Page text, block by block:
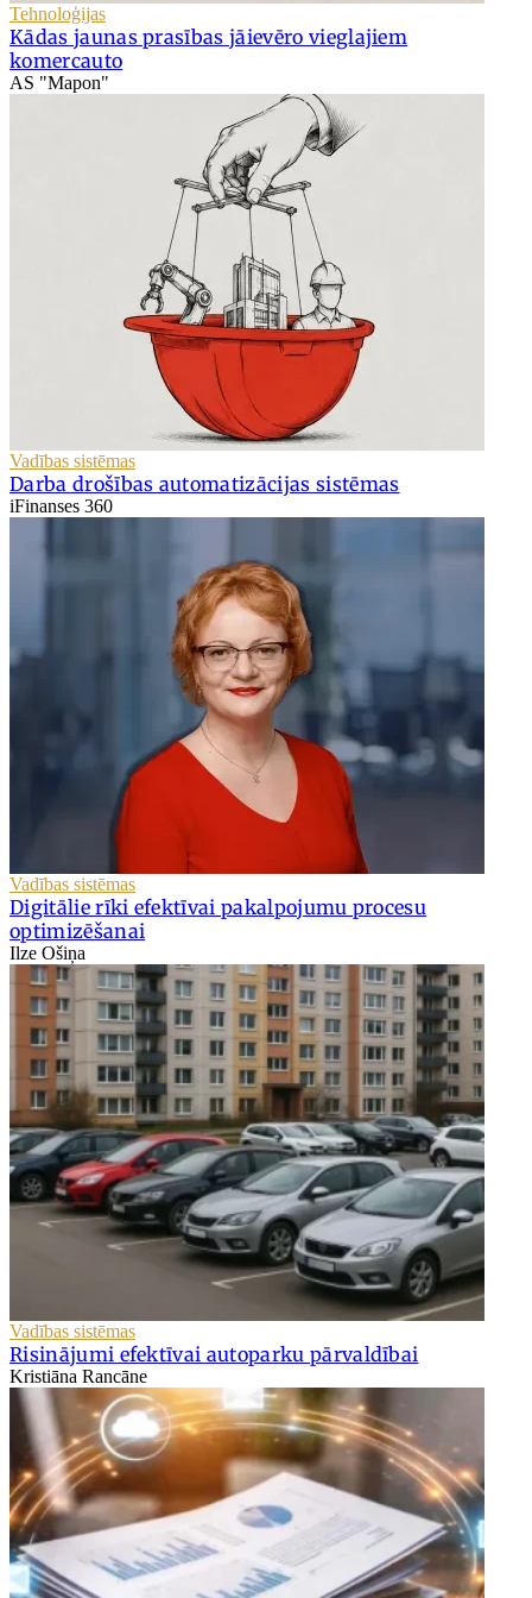
Tehnoloģijas
Kādas jaunas prasības jāievēro vieglajiem
komercauto
AS "Mapon"
Vadības sistēmas
Darba drošības automatizācijas sistēmas
iFinanses 360
Vadības sistēmas
Digitālie rīki efektīvai pakalpojumu procesu
optimizēšanai
Ilze Ošiņa
Vadības sistēmas
Risinājumi efektīvai autoparku pārvaldībai
Kristiāna Rancāne